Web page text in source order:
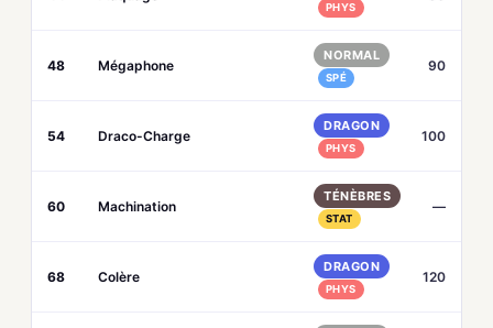
PHYS
48 Mégaphone
NORMAL
SPÉ
90
54 Draco-Charge
DRAGON
PHYS
100
60 Machination
TÉNÈBRES
STAT
—
68 Colère
DRAGON
PHYS
120